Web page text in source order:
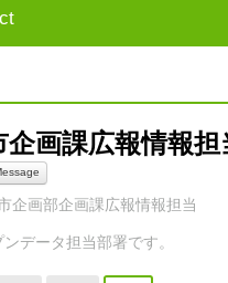
企画課広報情報
企画部企画課広報情報担当
データ担当部署です。